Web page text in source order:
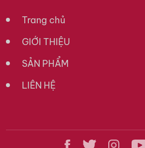
Trang chủ
GIỚI THIỆU
SẢN PHẨM
LIÊN HỆ